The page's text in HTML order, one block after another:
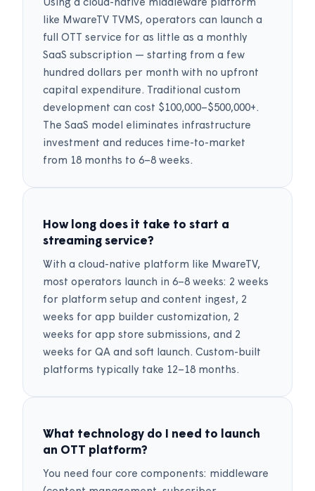
Using a cloud-native middleware platform
like MwareTV TVMS, operators can launch a
full OTT service for as little as a monthly
SaaS subscription — starting from a few
hundred dollars per month with no upfront
capital expenditure. Traditional custom
development can cost $100,000–$500,000+.
The SaaS model eliminates infrastructure
investment and reduces time-to-market
from 18 months to 6–8 weeks.
How long does it take to start a
streaming service?
With a cloud-native platform like MwareTV,
most operators launch in 6–8 weeks: 2 weeks
for platform setup and content ingest, 2
weeks for app builder customization, 2
weeks for app store submissions, and 2
weeks for QA and soft launch. Custom-built
platforms typically take 12–18 months.
What technology do I need to launch
an OTT platform?
You need four core components: middleware